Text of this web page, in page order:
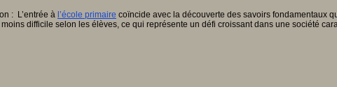
: L’entrée à l’école primaire coïncide avec la découverte des savoirs fondamentaux
difficile selon les élèves, ce qui représente un défi croissant dans une société